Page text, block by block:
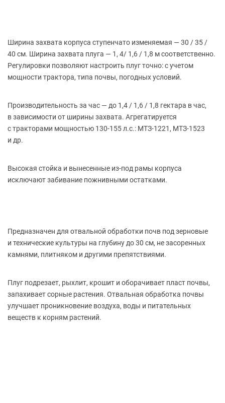
Ширина захвата корпуса ступенчато изменяемая — 30 / 35 /
40 см. Ширина захвата плуга — 1, 4/ 1,6 / 1,8 м соответственно.
Регулировки позволяют настроить плуг точно: с учетом
мощности трактора, типа почвы, погодных условий.
Производительность за час — до 1,4 / 1,6 / 1,8 гектара в час,
в зависимости от ширины захвата. Агрегатируется
с тракторами мощностью 130-155 л.с.: МТЗ-1221, МТЗ-1523
и др.
Высокая стойка и вынесенные из-под рамы корпуса
исключают забивание пожнивными остатками.
Предназначен для отвальной обработки почв под зерновые
и технические культуры на глубину до 30 см, не засоренных
камнями, плитняком и другими препятствиями.
Плуг подрезает, рыхлит, крошит и оборачивает пласт почвы,
запахивает сорные растения. Отвальная обработка почвы
улучшает проникновение воздуха, воды и питательных
веществ к корням растений.